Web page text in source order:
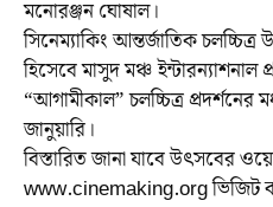
মনোরঞ্জন ঘোষাল।
সিনেম্যাকিং আন্তর্জাতিক চলচ্চিত্র
হিসেবে মাসুদ মঞ্চ
“আগামীকাল” চলচ্চিত্র প্রদর্শনের
জানুয়ারি।
বিস্তারিত জানা যাবে উৎসবের
www.cinemaking.org ভিজিট